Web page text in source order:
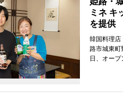
ミネ
を提供
韓国料理店
路市城東
日、オープ